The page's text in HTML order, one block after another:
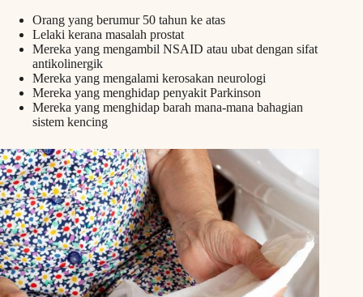
Orang yang berumur 50 tahun ke atas
Lelaki kerana masalah prostat
Mereka yang mengambil NSAID atau ubat dengan sifat
antikolinergik
Mereka yang mengalami kerosakan neurologi
Mereka yang menghidap penyakit Parkinson
Mereka yang menghidap barah mana-mana bahagian
sistem kencing